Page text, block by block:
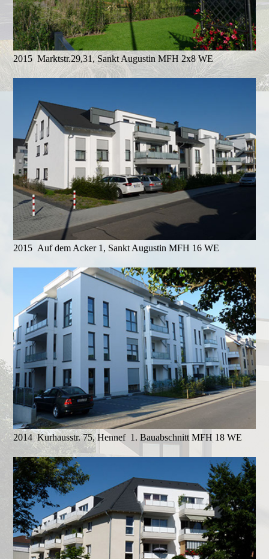
2015 Marktstr.29,31, Sankt Augustin MFH 2x8 WE
2015 Auf dem Acker 1, Sankt Augustin MFH 16 WE
2014 Kurhausstr. 75, Hennef 1. Bauabschnitt MFH 18 WE